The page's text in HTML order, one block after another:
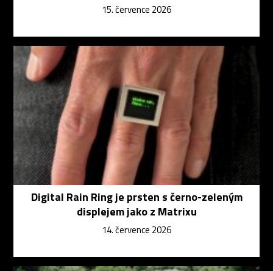
15. července 2026
Digital Rain Ring je prsten s černo-zeleným
displejem jako z Matrixu
14. července 2026